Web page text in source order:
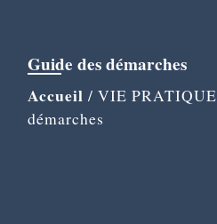
Guide des démarches
Accueil / VIE PRATIQUE
démarches